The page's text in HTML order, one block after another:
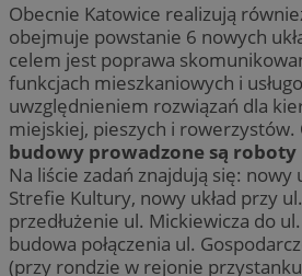
Obecnie Katowice realizują
obejmuje powstanie 6 nowych
celem jest poprawa
funkcjach mieszkaniowych i
uwzględnieniem rozwiązań dla
miejskiej, pieszych i rowerzystów.
budowy prowadzone są
Na liście zadań znajdują się: nowy
Strefie Kultury, nowy układ przy
przedłużenie ul. Mickiewicza do
budowa połączenia ul.
(przy rondzie w rejonie